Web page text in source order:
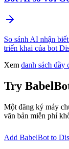
So sánh AI nhận
triển khai của bot
Xem danh sách đầy
Try
Một đăng ký máy
văn bản miễn phí
Add BabelBot to